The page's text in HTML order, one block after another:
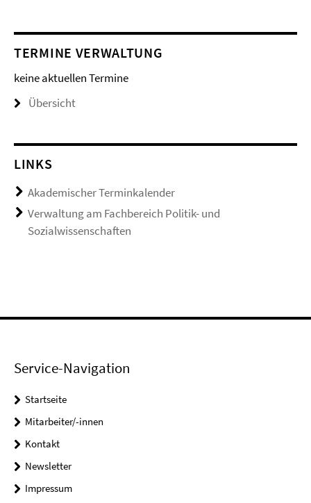
TERMINE VERWALTUNG
keine aktuellen Termine
Übersicht
LINKS
Akademischer Terminkalender
Verwaltung am Fachbereich Politik- und
Sozialwissenschaften
Service-Navigation
Startseite
Mitarbeiter/-innen
Kontakt
Newsletter
Impressum